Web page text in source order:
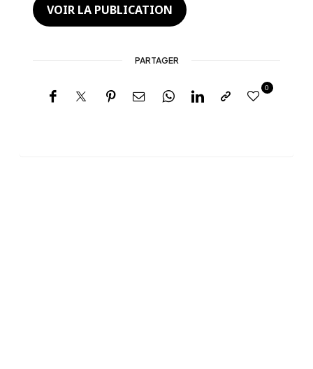
VOIR LA PUBLICATION
PARTAGER
0